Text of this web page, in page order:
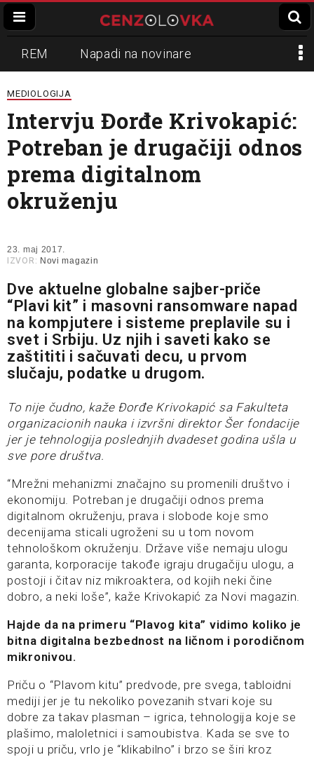
REM Napadi na novinare
Zvučni top
Propaganda Lokalni mediji
Informer Slavko Ćuruvija
MEDIOLOGIJA
Intervju Đorđe Krivokapić:
Potreban je drugačiji odnos
prema digitalnom
okruženju
23. maj 2017.
IZVOR: Novi magazin
Dve aktuelne globalne sajber-priče
“Plavi kit” i masovni ransomware napad
na kompjutere i sisteme preplavile su i
svet i Srbiju. Uz njih i saveti kako se
zaštititi i sačuvati decu, u prvom
slučaju, podatke u drugom.
To nije čudno, kaže Đorđe Krivokapić sa Fakulteta
organizacionih nauka i izvršni direktor Šer fondacije
jer je tehnologija poslednjih dvadeset godina ušla u
sve pore društva.
“Mrežni mehanizmi značajno su promenili društvo i
ekonomiju. Potreban je drugačiji odnos prema
digitalnom okruženju, prava i slobode koje smo
decenijama sticali ugroženi su u tom novom
tehnološkom okruženju. Države više nemaju ulogu
garanta, korporacije takođe igraju drugačiju ulogu, a
postoji i čitav niz mikroaktera, od kojih neki čine
dobro, a neki loše”, kaže Krivokapić za Novi magazin.
Hajde da na primeru “Plavog kita” vidimo koliko je
bitna digitalna bezbednost na ličnom i porodičnom
mikronivou.
Priču o “Plavom kitu” predvode, pre svega, tabloidni
mediji jer je tu nekoliko povezanih stvari koje su
dobre za takav plasman – igrica, tehnologija koje se
plašimo, maloletnici i samoubistva. Kada se sve to
spoji u priču, vrlo je “klikabilno” i brzo se širi kroz